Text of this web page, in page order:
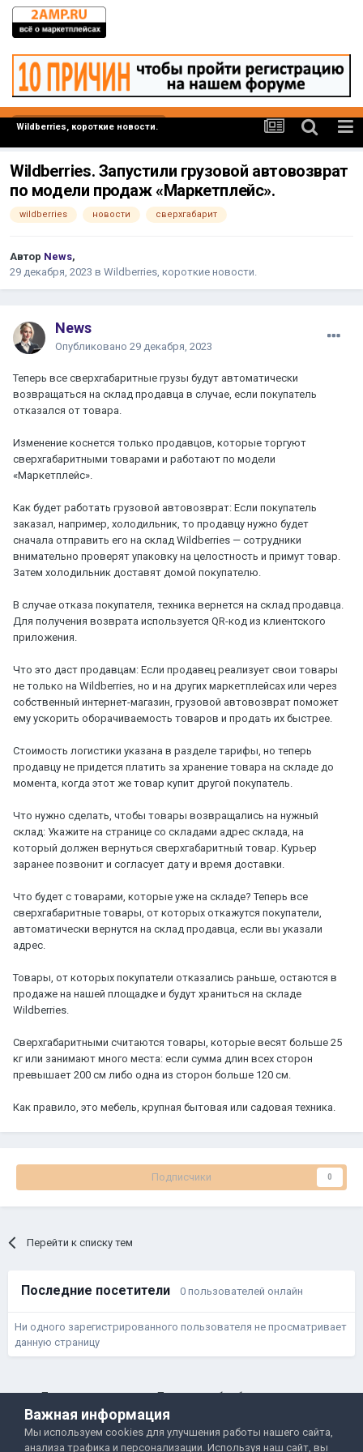
Wildberries, короткие новости.
Wildberries. Запустили грузовой автовозврат
по модели продаж «Маркетплейс».
wildberries новости сверхгабарит
Автор News,
29 декабря, 2023 в Wildberries, короткие новости.
News
Опубликовано 29 декабря, 2023
Теперь все сверхгабаритные грузы будут автоматически
возвращаться на склад продавца в случае, если покупатель
отказался от товара.
Изменение коснется только продавцов, которые торгуют
сверхгабаритными товарами и работают по модели
«Маркетплейс».
Как будет работать грузовой автовозврат: Если покупатель
заказал, например, холодильник, то продавцу нужно будет
сначала отправить его на склад Wildberries — сотрудники
внимательно проверят упаковку на целостность и примут товар.
Затем холодильник доставят домой покупателю.
В случае отказа покупателя, техника вернется на склад продавца.
Для получения возврата используется QR-код из клиентского
приложения.
Что это даст продавцам: Если продавец реализует свои товары
не только на Wildberries, но и на других маркетплейсах или через
собственный интернет-магазин, грузовой автовозврат поможет
ему ускорить оборачиваемость товаров и продать их быстрее.
Стоимость логистики указана в разделе тарифы, но теперь
продавцу не придется платить за хранение товара на складе до
момента, когда этот же товар купит другой покупатель.
Что нужно сделать, чтобы товары возвращались на нужный
склад: Укажите на странице со складами адрес склада, на
который должен вернуться сверхгабаритный товар. Курьер
заранее позвонит и согласует дату и время доставки.
Что будет с товарами, которые уже на складе? Теперь все
сверхгабаритные товары, от которых откажутся покупатели,
автоматически вернутся на склад продавца, если вы указали
адрес.
Товары, от которых покупатели отказались раньше, остаются в
продаже на нашей площадке и будут храниться на складе
Wildberries.
Сверхгабаритными считаются товары, которые весят больше 25
кг или занимают много места: если сумма длин всех сторон
превышает 200 см либо одна из сторон больше 120 см.
Как правило, это мебель, крупная бытовая или садовая техника.
Подписчики 0
Перейти к списку тем
Последние посетители 0 пользователей онлайн
Ни одного зарегистрированного пользователя не просматривает
данную страницу
Правила и условия
Политика обработки данных
Помощь
Обратная связь
Двамп 2022-2025
Важная информация
Мы используем cookies для улучшения работы нашего сайта,
анализа трафика и персонализации. Используя наш сайт, вы